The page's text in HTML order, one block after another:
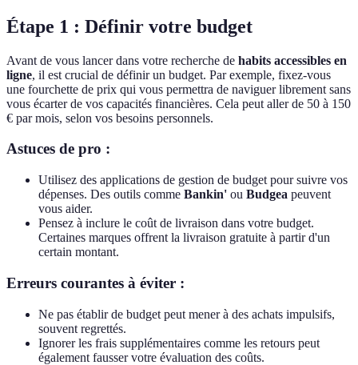
Étape 1 : Définir votre budget
Avant de vous lancer dans votre recherche de habits accessibles en
ligne, il est crucial de définir un budget. Par exemple, fixez-vous
une fourchette de prix qui vous permettra de naviguer librement sans
vous écarter de vos capacités financières. Cela peut aller de 50 à 150
€ par mois, selon vos besoins personnels.
Astuces de pro :
Utilisez des applications de gestion de budget pour suivre vos
dépenses. Des outils comme Bankin' ou Budgea peuvent
vous aider.
Pensez à inclure le coût de livraison dans votre budget.
Certaines marques offrent la livraison gratuite à partir d'un
certain montant.
Erreurs courantes à éviter :
Ne pas établir de budget peut mener à des achats impulsifs,
souvent regrettés.
Ignorer les frais supplémentaires comme les retours peut
également fausser votre évaluation des coûts.